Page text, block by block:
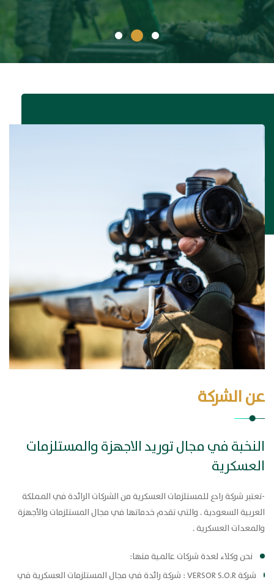
عن الشركة
النخبة في مجال توريد الاجهزة والمستلزمات
العسكرية
-تعتبر شركة رادع للمستلزمات العسكرية من الشركات الرائدة في المملكة
العربية السعودية . والتي تقدم خدماتها في مجال المستلزمات والأجهزة
والمعدات العسكرية .
نحن وكلاء لعدة شركات عالمية منها:
شركة VERSOR S.O.R : شركة رائدة في مجال المستلزمات العسكرية في